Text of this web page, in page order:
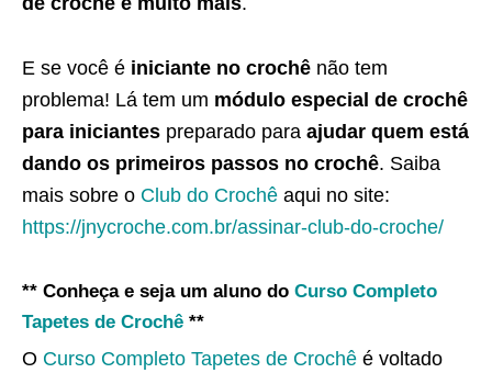
E se você é iniciante no crochê não tem
problema! Lá tem um módulo especial de crochê
para iniciantes preparado para ajudar quem está
dando os primeiros passos no crochê. Saiba
mais sobre o Club do Crochê aqui no site:
https://jnycroche.com.br/assinar-club-do-croche/
** Conheça e seja um aluno do Curso Completo
Tapetes de Crochê **
O Curso Completo Tapetes de Crochê é voltado